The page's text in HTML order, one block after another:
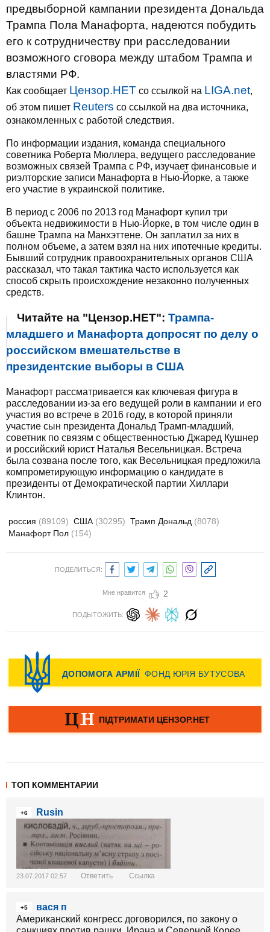
предвыборной кампании президента Дональда
Трампа Пола Манафорта, надеются побудить
его к сотрудничеству при расследовании
возможного сговора между штабом Трампа и
властями РФ.
Как сообщает Цензор.НЕТ со ссылкой на LIGA.net,
об этом пишет Reuters со ссылкой на два источника,
ознакомленных с работой следствия.
По информации издания, команда специального
советника Роберта Мюллера, ведущего расследование
возможных связей Трампа с РФ, изучает финансовые и
риэлторские записи Манафорта в Нью-Йорке, а также
его участие в украинской политике.
В период с 2006 по 2013 год Манафорт купил три
объекта недвижимости в Нью-Йорке, в том числе один в
башне Трампа на Манхэттене. Он заплатил за них в
полном объеме, а затем взял на них ипотечные кредиты.
Бывший сотрудник правоохранительных органов США
рассказал, что такая тактика часто используется как
способ скрыть происхождение незаконно полученных
средств.
Читайте на "Цензор.НЕТ": Трампа-
младшего и Манафорта допросят по делу о
российском вмешательстве в
президентские выборы в США
Манафорт рассматривается как ключевая фигура в
расследовании из-за его ведущей роли в кампании и его
участия во встрече в 2016 году, в которой приняли
участие сын президента Дональд Трамп-младший,
советник по связям с общественностью Джаред Кушнер
и российский юрист Наталья Весельницкая. Встреча
была созвана после того, как Весельницкая предложила
компрометирующую информацию о кандидате в
президенты от Демократической партии Хиллари
Клинтон.
россия (89109) США (30295) Трамп Дональд (8078)
Манафорт Пол (154)
ПОДЕЛИТЬСЯ:
Мне нравится 2
ПОДЫТОЖИТЬ:
ТОП КОММЕНТАРИИ
+6 Rusin
23.07.2017 02:57 Ответить Ссылка
+5
вася п
Американский конгресс договорился, по закону о